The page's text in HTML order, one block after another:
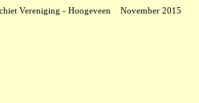
Vereniging - Hoogeveen November 2015